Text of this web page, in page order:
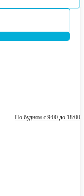
По будням с 9:00 до 18:00